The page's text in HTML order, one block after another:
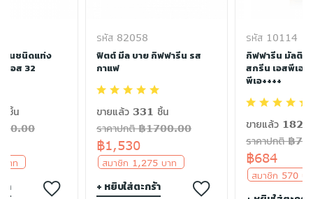
พื้นชนิดแท่ง
เอส 32
ชิ้น
าท
า
รหัส 82058
ฟิตต์ มีล บาย กิฟฟารีน รส
กาแฟ
ขายแล้ว 331 ชิ้น
ราคาปกติ ฿1700.00
฿1,530
สมาชิก 1,275 บาท
+ หยิบใส่ตะกร้า
รหัส 10114
กิฟฟารีน มัลติ
สกรีน เอสพีเอฟ
พีเอ++++
ขายแล้ว 182
ราคาปกติ ฿
฿684
สมาชิก 570